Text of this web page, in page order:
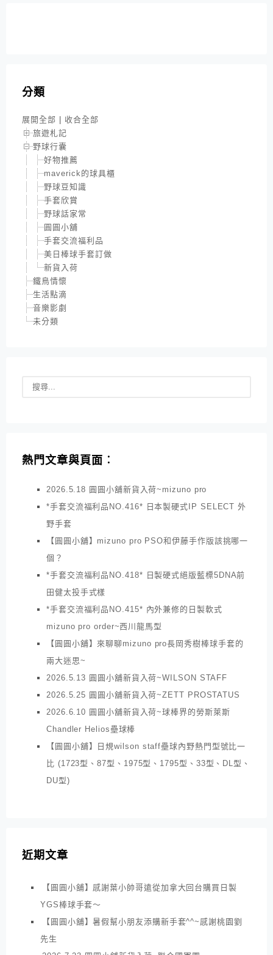
分類
展開全部 | 收合全部
旅遊札記
野球行囊
好物推薦
maverick的球具櫃
野球豆知識
手套欣賞
野球話家常
圓圓小舖
手套交流福利品
美日棒球手套訂做
新貨入荷
鐵鳥情懷
生活點滴
音樂影劇
未分類
熱門文章與頁面︰
2026.5.18 圓圓小舖新貨入荷~mizuno pro
*手套交流福利品NO.416* 日本製硬式IP SELECT 外
野手套
【圓圓小舖】mizuno pro PSO和伊藤手作版該挑哪一
個？
*手套交流福利品NO.418* 日製硬式絕版藍標5DNA前
田健太投手式樣
*手套交流福利品NO.415* 內外兼修的日製軟式
mizuno pro order~西川龍馬型
【圓圓小舖】來聊聊mizuno pro長岡秀樹棒球手套的
兩大迷思~
2026.5.13 圓圓小舖新貨入荷~WILSON STAFF
2026.5.25 圓圓小舖新貨入荷~ZETT PROSTATUS
2026.6.10 圓圓小舖新貨入荷~球棒界的勞斯萊斯
Chandler Helios壘球棒
【圓圓小舖】日規wilson staff壘球內野熱門型號比一
比 (1723型、87型、1975型、1795型、33型、DL型、
DU型)
近期文章
【圓圓小舖】感謝葉小帥哥遠從加拿大回台購買日製
YGS棒球手套～
【圓圓小舖】暑假幫小朋友添購新手套^^~感謝桃園劉
先生